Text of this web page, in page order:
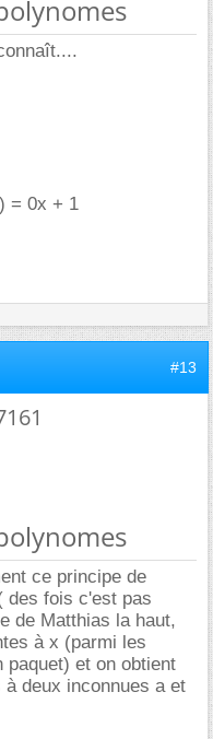
= 0x + 1
#13
ce principe de
des fois c'est pas
de Matthias la haut,
à x (parmi les
et on obtient
deux inconnues a et